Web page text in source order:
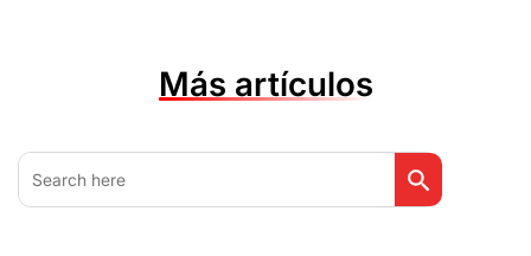
Más artículos
Buscar: Botón de